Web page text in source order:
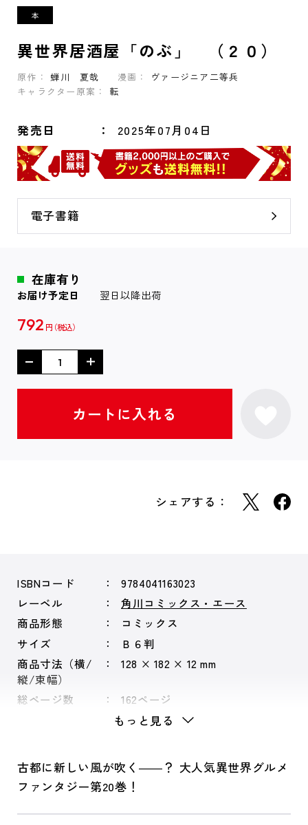
異世界居酒屋「のぶ」 （２０）
原作： 蝉川 夏哉 漫画：
ヴァージニア二等兵
キャラクター原案：
転
発売日 2025年07月04日
電子書籍
在庫有り
お届け予定日 翌日以降出荷
792 円
シェアする：
ISBNコード
9784041163023
レーベル
角川コミックス・エース
商品形態
コミックス
サイズ
Ｂ６判
商品寸法（横/
縦/束幅）
128 × 182 × 12 mm
総ページ数 162ページ
もっと見る
古都に新しい風が吹く――？ 大人気異世界グルメ
ファンタジー第20巻！